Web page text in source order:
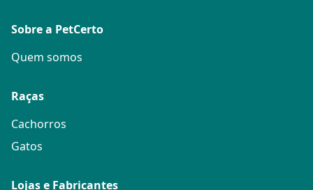
Sobre a PetCerto
Quem somos
Raças
Cachorros
Gatos
Lojas e Fabricantes